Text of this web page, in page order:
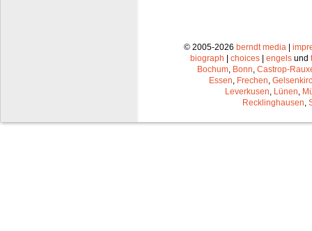
© 2005-2026 berndt media |
biograph | choices | engels und
Bochum Bonn Castrop-
Essen Frechen
Leverkusen Lünen
Recklinghausen